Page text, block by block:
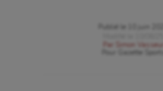
Publié le
Par
Simon Vasseur
Gazette Sports